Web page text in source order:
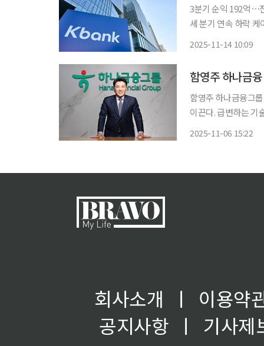
3분기 순익 192억⋯
세 분기 연속 하락 케이뱅크가 올 3분기 누적 당기순이익이 지난해 같은 기간보다 15.5% 감소
2025-11-14 10:09
함영주 하나금융그
이끈다. 급변하는 기
2025-11-06 15:22
회사소개 ㅣ
이용약
공지사항
ㅣ
기사제